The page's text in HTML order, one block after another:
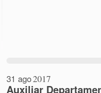
31 ago2017
Auxiliar